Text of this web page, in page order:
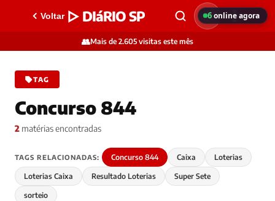
Voltar ▷ DIáRIO SP
👥Mais de 2.605 visitas este mês
TAG
Concurso 844
2 matérias encontradas
TAGS RELACIONADAS: Concurso 844 Caixa Loterias
Loterias Caixa Resultado Loterias Super Sete
sorteio
6online agora